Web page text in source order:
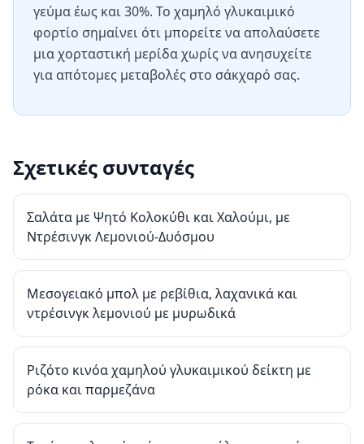
γεύμα έως και 30%. Το χαμηλό γλυκαιμικό
φορτίο σημαίνει ότι μπορείτε να απολαύσετε
μια χορταστική μερίδα χωρίς να ανησυχείτε
για απότομες μεταβολές στο σάκχαρό σας.
Σχετικές συνταγές
Σαλάτα με Ψητό Κολοκύθι και Χαλούμι, με
Ντρέσινγκ Λεμονιού-Δυόσμου
Μεσογειακό μπολ με ρεβίθια, λαχανικά και
ντρέσινγκ λεμονιού με μυρωδικά
Ριζότο κινόα χαμηλού γλυκαιμικού δείκτη με
ρόκα και παρμεζάνα